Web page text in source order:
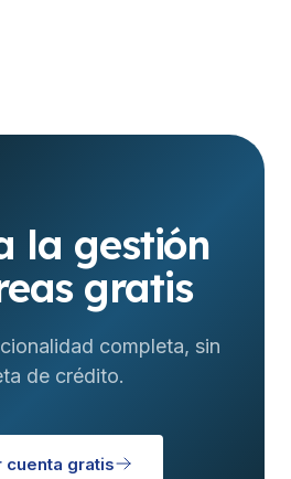
la gestión
gratis
completa, sin
de crédito.
cuenta gratis